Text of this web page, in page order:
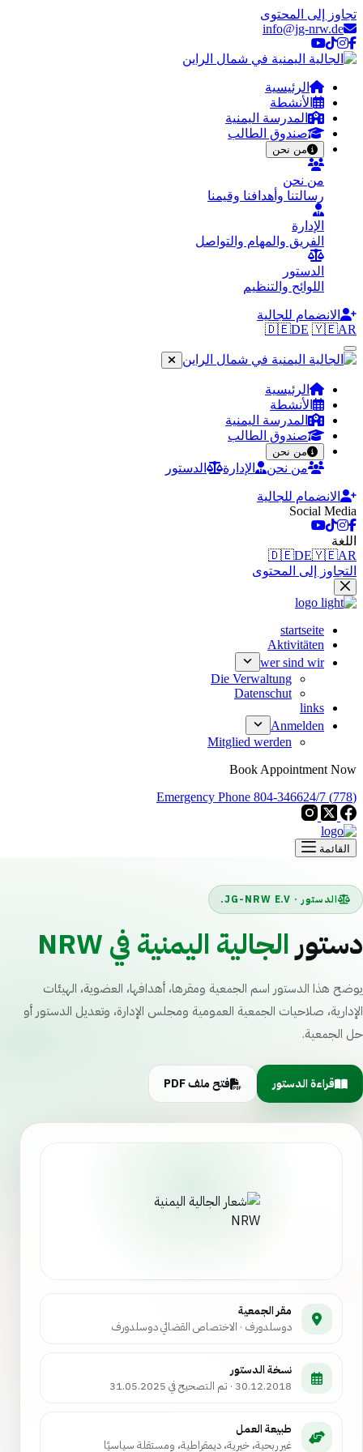
تجاوز إلى المحتوى
info@jg-nrw.de
الرئيسية
الأنشطة
المدرسة اليمنية
صندوق الطالب
من نحن
من نحن
رسالتنا وأهدافنا وقيمنا
الإدارة
الفريق والمهام والتواصل
الدستور
اللوائح والتنظيم
الانضمام للجالية
🇩🇪DE 🇾🇪AR
الرئيسية
الأنشطة
المدرسة اليمنية
صندوق الطالب
من نحن
من نحن الإدارة الدستور
الانضمام للجالية
Social Media
اللغة
🇩🇪DE🇾🇪AR
التجاوز إلى المحتوى
startseite
Aktivitäten
wer sind wir
Die Verwaltung
Datenschut
links
Anmelden
Mitglied werden
Book Appointment Now
(778) 804-3466
24/7 Emergency Phone
القائمة
الدستور · JG-NRW E.V.
دستورالجالية اليمنية في NRW
يوضح هذا الدستور اسم الجمعية ومقرها، أهدافها، العضوية، الهيئات
الإدارية، صلاحيات الجمعية العمومية ومجلس الإدارة، وتعديل الدستور أو
حل الجمعية.
قراءة الدستور فتح ملف PDF
مقر الجمعية
دوسلدورف · الاختصاص القضائي دوسلدورف
نسخة الدستور
30.12.2018 · تم التصحيح في 31.05.2025
طبيعة العمل
غير ربحية، خيرية، ديمقراطية، ومستقلة سياسيًا